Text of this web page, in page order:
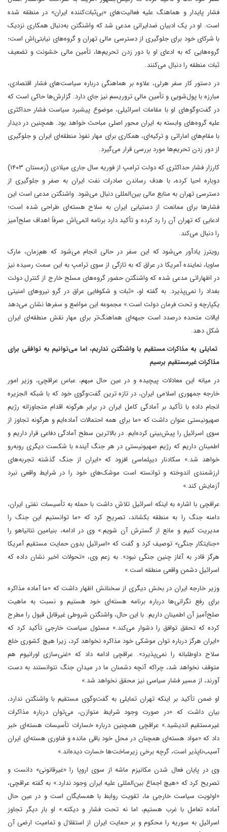
فشار پایدار و هماهنگ علیه فعالیت‌های «بی‌ثبات‌کننده ایران» در منطقه شده
است. او در یک ادبیان ضدایرانی مدعی شد که واشنگتن به‌دنبال همکاری نزدیک
با شرکای خود برای جلوگیری از دسترسی مالی تهران و گروه‌های نیابتی‌اش است؛
گروه‌هایی که به ادعای او با دور زدن تحریم‌ها، تأمین مالی خشونت و تضعیف
ثبات منطقه را دنبال می‌کنند.
در دستور کار سفر هرلی، علاوه بر هماهنگی درباره سیاست‌های فشار اقتصادی،
مبارزه با پول‌شویی و تأمین مالی تروریسم نیز جای دارد. گزارش‌ها حاکی است که
در گفت‌وگوهای او با مقامات اسرائیلی، موضوع پیشبرد سیاست فشار حداکثری
علیه گروه‌های وابسته به ایران محور اصلی مباحث خواهد بود. همچنین در دیدار
با مقام‌های اماراتی و ترکیه‌ای، همکاری برای مهار نفوذ منطقه‌ای ایران و جلوگیری
از دور زدن تحریم‌ها مورد بررسی قرار می‌گیرد.
کارزار فشار حداکثری که دولت ترامپ از فوریه سال جاری میلادی (زمستان ۱۴۰۳)
دوباره احیا کرده، با هدف رساندن صادرات نفت ایران به صفر و جلوگیری از
دسترسی تهران به منابع مالی بین‌المللی دنبال می‌شود. واشنگتن مدعی است این
فشارها برای ممانعت از دستیابی ایران به سلاح هسته‌ای طراحی شده است؛
ادعایی که تهران آن را رد کرده و تأکید دارد برنامه اتمی‌اش صرفاً اهداف صلح‌آمیز
را دنبال می‌کند.
رویترز یادآور می‌شود که این سفر در حالی انجام می‌شود که هم‌زمان، مارک
ساویا، نماینده آمریکا در عراق که به تازگی از سوی ترامپ به این سمت رسیده نیز
در اظهاراتی مدعی شده که واشنگتن حضور گروه‌های مسلح خارج از کنترل دولت
بغداد را نمی‌پذیرد. به گفته او، «ثبات و شکوفایی عراق در گرو نیروهای امنیتی
یکپارچه و تحت فرمان دولت است.» مجموعه این مواضع و سفرها نشان می‌دهد
ایالات متحده درصدد است جبهه‌ای هماهنگ‌تر برای مهار نقش منطقه‌ای ایران
شکل دهد.
تمایلی به مذاکرات مستقیم با واشنگتن نداریم، اما می‌توانیم به توافقی برای
مذاکرات غیرمستقیم برسیم
در میانه این معادلات پیچیده و در عین حال مبهم، عباس عراقچی، وزیر امور
خارجه جمهوری اسلامی ایران، در تازه ترین گفت‌وگوی خود که با شبکه الجزیره
انجام داده با تأکید بر آمادگی کامل ایران در برابر هرگونه اقدام متجاوزانه رژیم
صهیونیستی عنوان داشت که «ما برای همه احتمالات آماده‌ایم و هرگونه تجاوز از
سوی اسرائیل را پیش‌بینی کرده‌ایم. در بالاترین سطح آمادگی دفاعی قرار داریم و
اطمینان داریم که رژیم صهیونیستی در هر جنگ آینده با شکست دیگری روبه‌رو
خواهد شد.» سکادنار دیپلماسی افزود که «ایران از جنگ گذشته تجربه‌های
ارزشمندی اندوخته و توانسته است موشک‌های خود را در شرایط واقعی نبرد
آزمایش کند.»
عراقچی با اشاره به اینکه اسرائیل تلاش داشت با حمله به تأسیسات نفتی ایران،
دامنه جنگ را به منطقه بکشاند، تصریح کرد که «ما توانستیم این جنگ را
مدیریت کنیم و مانع از گسترش آن شویم.» وی در ادامه، بنیامین نتانیاهو را
«جنایتکار جنگی» توصیف کرد و گفت که «اسرائیل بدون حمایت مستقیم آمریکا
هرگز قادر به آغاز چنین جنگی نبود». به زعم وی، «تحولات اخیر نشان داده که
اسرائیل دشمن واقعی منطقه است.»
وزیر خارجه ایران در بخش دیگری از سخنانش اظهار داشت که «ما آماده مذاکره
برای رفع نگرانی‌ها درباره برنامه هسته‌ای خود هستیم و نسبت به ماهیت
صلح‌آمیز آن اطمینان داریم. با این حال، واشنگتن شروطی غیرقابل قبول را مطرح
کرده که تحقق توافق را دشوار می‌کند.» مسئول سیاست خارجی تأکید کرد که
«ایران هرگز درباره توان موشکی خود مذاکره نخواهد کرد، زیرا هیچ کشوری خلع
سلاح داوطلبانه را نمی‌پذیرد». عراقچی ادامه داد که «غنی‌سازی اورانیوم هم
متوقف نخواهد شد، چراکه آنچه دشمنان ما در میدان جنگ نتوانستند به دست
آورند، از مسیر فشار سیاسی نیز محقق نخواهد شد.»
او ضمن تأکید بر اینکه تهران تمایلی به گفت‌وگوی مستقیم با واشنگتن ندارد،
بیان داشت که «در صورت وجود شرایط متوازن، می‌توان درباره مذاکرات
غیرمستقیم اندیشید.» عراقچی همچنین درباره خسارات تأسیسات هسته‌ای خبر
داد که «مواد هسته‌ای همچنان در محل خود باقی مانده و فناوری هسته‌ای ایران
آسیب‌ناپذیر است، گرچه برخی زیرساخت‌ها خسارت دیده‌اند.»
وی در پایان فعال شدن مکانیزم ماشه از سوی اروپا را «غیرقانونی» دانست و
تصریح کرد که «هیچ اجماع بین‌المللی علیه ایران وجود ندارد.» به گفته عراقچی،
«اولویت سیاست خارجی ما، تقویت روابط با همسایگان است و در عین حال
آماده تعامل با غرب هستیم، اما نه تحت فشار و دیکته.» او بار دیگر تجاوز
اسرائیل به سوریه را محکوم و بر حمایت ایران از استقلال و تمامیت ارضی آن